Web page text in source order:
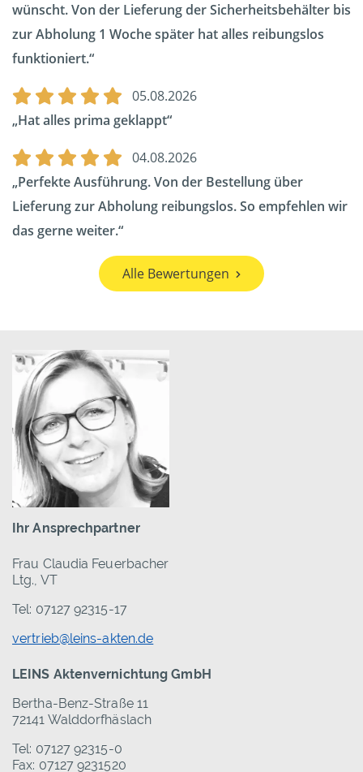
wünscht. Von der Lieferung der Sicherheitsbehälter bis
zur Abholung 1 Woche später hat alles reibungslos
funktioniert.
05.08.2026
Hat alles prima geklappt
04.08.2026
Perfekte Ausführung. Von der Bestellung über
Lieferung zur Abholung reibungslos. So empfehlen wir
das gerne weiter.
Alle Bewertungen
Ihr Ansprechpartner
Frau Claudia Feuerbacher
Ltg., VT
Tel: 07127 92315-17
vertrieb@leins-akten.de
LEINS Aktenvernichtung GmbH
Bertha-Benz-Straße 11
72141 Walddorfhäslach
Tel: 07127 92315-0
Fax: 07127 9231520